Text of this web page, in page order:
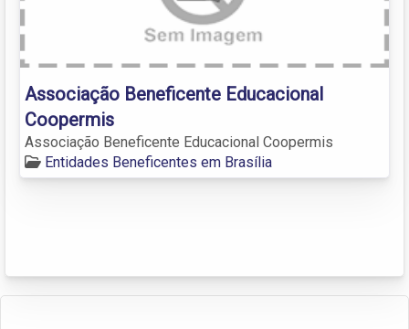
Associação Beneficente Educacional
Coopermis
Associação Beneficente Educacional Coopermis
Entidades Beneficentes em Brasília